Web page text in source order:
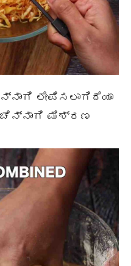
ಲೇಪಿಸಲಾಗಿದೆಯಾ
ಚೆನ್ನಾಗಿ ಮಿಶ್ರಣ